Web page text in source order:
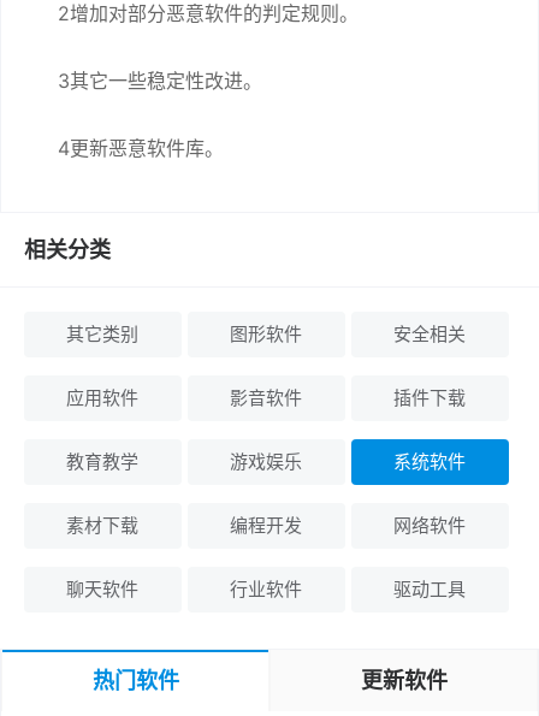
2增加对部分恶意软件的判定规则。
3其它一些稳定性改进。
4更新恶意软件库。
相关分类
其它类别 图形软件 安全相关
应用软件 影音软件 插件下载
教育教学 游戏娱乐 系统软件
素材下载 编程开发 网络软件
聊天软件 行业软件 驱动工具
热门软件 更新软件